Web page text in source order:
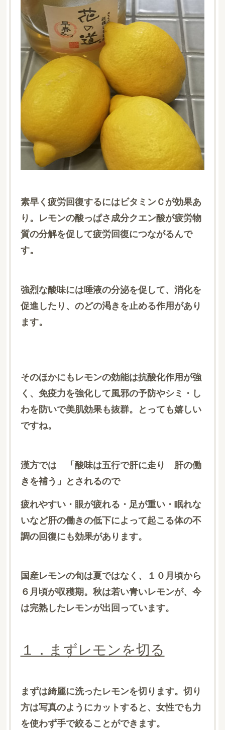
素早く疲労回復するにはビタミンＣが効果あ
り。レモンの酸っぱさ成分クエン酸が疲労物
質の分解を促して疲労回復につながるんで
す。
強烈な酸味には唾液の分泌を促して、消化を
促進したり、のどの渇きを止める作用があり
ます。
そのほかにもレモンの効能は抗酸化作用が強
く、免疫力を強化して風邪の予防やシミ・し
わを防いで美肌効果も抜群。とっても嬉しい
ですね。
漢方では 「酸味は五行で肝に走り 肝の働
きを補う」とされるので
疲れやすい・眼が疲れる・足が重い・眠れな
いなど肝の働きの低下によって起こる体の不
調の回復にも効果があります。
国産レモンの旬は夏ではなく、１０月頃から
６月頃が収穫期。秋は若い青いレモンが、今
は完熟したレモンが出回っています。
１．まずレモンを切る
まずは綺麗に洗ったレモンを切ります。切り
方は写真のようにカットすると、女性でも力
を使わず手で絞ることができます。